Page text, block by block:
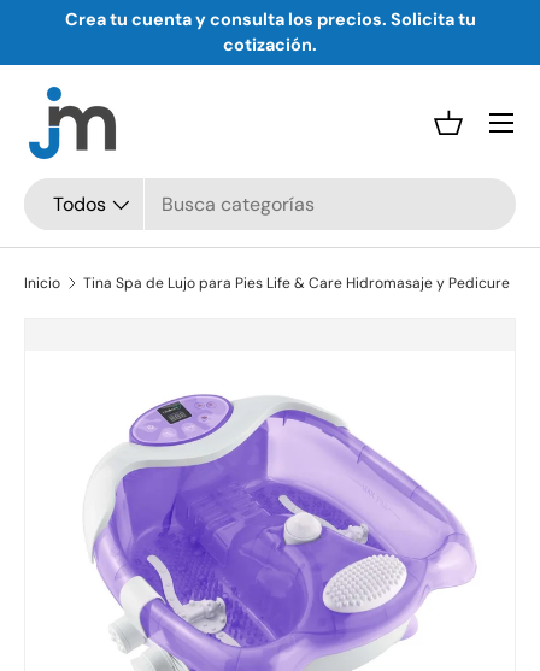
Crea tu cuenta y consulta los precios. Solicita tu
cotización.
Buscar
Tipo de producto
Todos
Cesta
Menú
Inicio Tina Spa de Lujo para Pies Life & Care Hidromasaje y Pedicure